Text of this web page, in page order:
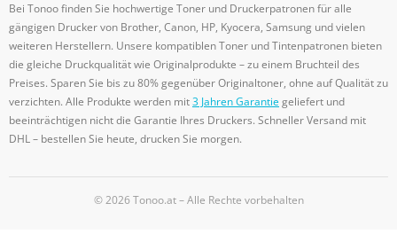
Bei Tonoo finden Sie hochwertige Toner und Druckerpatronen für alle
gängigen Drucker von Brother, Canon, HP, Kyocera, Samsung und vielen
weiteren Herstellern. Unsere kompatiblen Toner und Tintenpatronen bieten
die gleiche Druckqualität wie Originalprodukte – zu einem Bruchteil des
Preises. Sparen Sie bis zu 80% gegenüber Originaltoner, ohne auf Qualität zu
verzichten. Alle Produkte werden mit3 Jahren Garantiegeliefert und
beeinträchtigen nicht die Garantie Ihres Druckers. Schneller Versand mit
DHL – bestellen Sie heute, drucken Sie morgen.
© 2026 Tonoo.at – Alle Rechte vorbehalten